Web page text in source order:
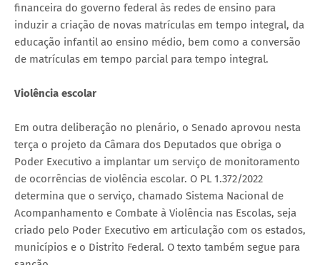
financeira do governo federal às redes de ensino para
induzir a criação de novas matrículas em tempo integral, da
educação infantil ao ensino médio, bem como a conversão
de matrículas em tempo parcial para tempo integral.
Violência escolar
Em outra deliberação no plenário, o Senado aprovou nesta
terça o projeto da Câmara dos Deputados que obriga o
Poder Executivo a implantar um serviço de monitoramento
de ocorrências de violência escolar. O PL 1.372/2022
determina que o serviço, chamado Sistema Nacional de
Acompanhamento e Combate à Violência nas Escolas, seja
criado pelo Poder Executivo em articulação com os estados,
municípios e o Distrito Federal. O texto também segue para